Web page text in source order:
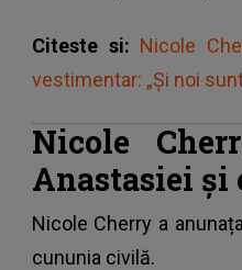
Citeste si: Nicole
vestimentar: „Și noi
Nicole
Anastasiei
Nicole Cherry a
cununia civilă.